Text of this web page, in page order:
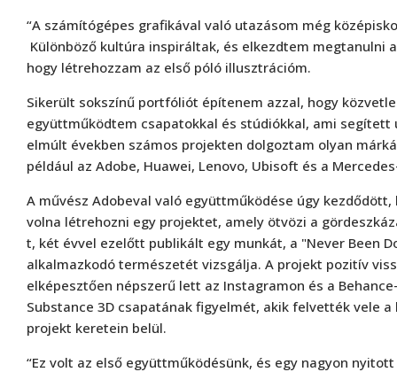
“A számítógépes grafikával való utazásom még
Különböző kultúra inspiráltak, és elkezdtem megtanulni
hogy létrehozzam az első póló illusztrációm.
Sikerült sokszínű portfóliót építenem azzal, hogy
együttműködtem csapatokkal és stúdiókkal, ami
elmúlt években számos projekten dolgoztam olyan
például az Adobe, Huawei, Lenovo, Ubisoft és a
A művész Adobeval való együttműködése úgy
volna létrehozni egy projektet, amely ötvözi a
t, két évvel ezelőtt publikált egy munkát, a "Never Been
alkalmazkodó természetét vizsgálja. A projekt pozitív
elképesztően népszerű lett az Instagramon és a
Substance 3D csapatának figyelmét, akik felvették vele
projekt keretein belül.
“Ez volt az első együttműködésünk, és egy nagyon